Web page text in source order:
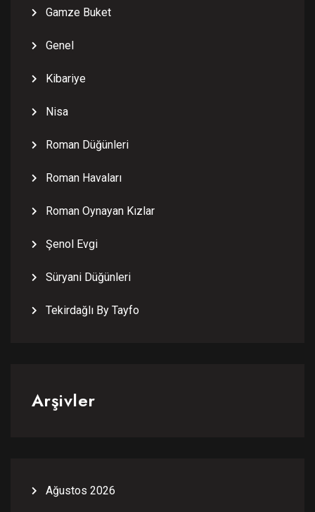
Gamze Buket
Genel
Kibariye
Nisa
Roman Düğünleri
Roman Havaları
Roman Oynayan Kızlar
Şenol Evgi
Süryani Düğünleri
Tekirdağlı By Tayfo
Arşivler
Ağustos 2026